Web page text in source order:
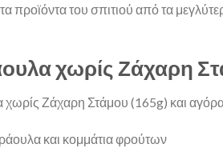
τα προϊόντα του σπιτιού από τα
χωρίς Ζάχαρη
Ζάχαρη Στάμου (165g) και
και κομμάτια φρούτων